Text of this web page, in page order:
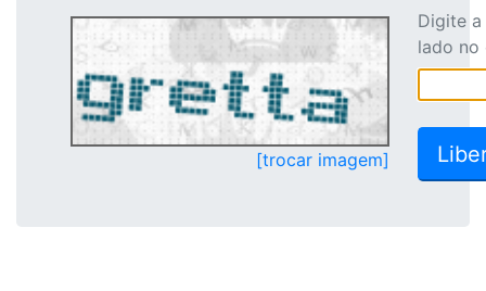
[trocar imagem]
Digite
lado no